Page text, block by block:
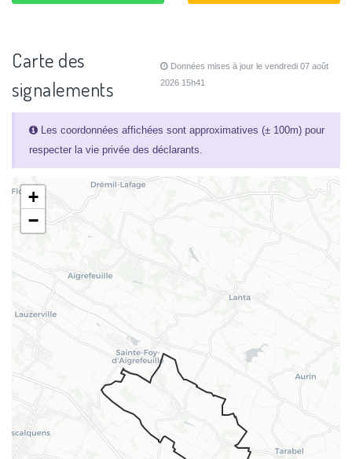
Carte des
signalements
Données mises à jour le vendredi 07 août
2026 15h41
Les coordonnées affichées sont approximatives (± 100m) pour
respecter la vie privée des déclarants.
+
−